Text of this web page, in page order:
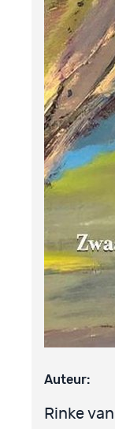
Auteur:
Rinke